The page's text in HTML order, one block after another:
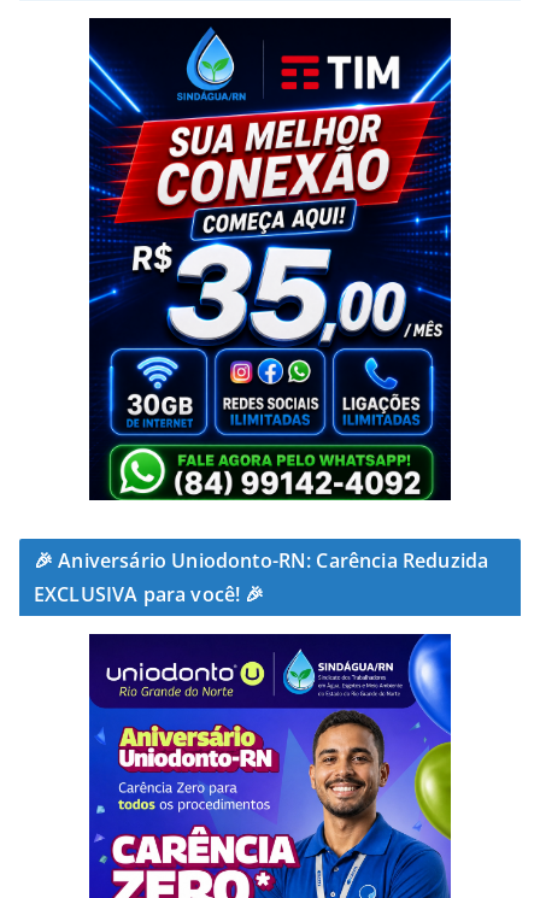
🎉 Aniversário Uniodonto-RN: Carência Reduzida
EXCLUSIVA para você! 🎉